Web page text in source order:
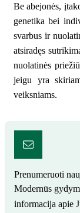
Be abejonės,
genetika bei
svarbus ir
atsiradęs
nuolatinės
jeigu yra
veiksniams.
Prenumeruoti
Modernūs
informacija apie